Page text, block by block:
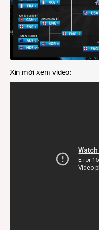
Xin mời xem video: